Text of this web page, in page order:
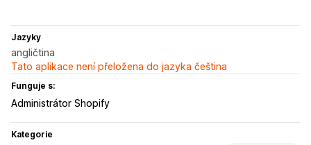
Jazyky
angličtina
Tato aplikace není přeložena do jazyka čeština
Funguje s:
Administrátor Shopify
Kategorie